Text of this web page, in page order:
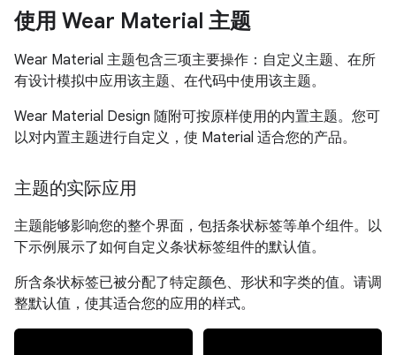
使用 Wear Material 主题
Wear Material 主题包含三项主要操作：自定义主题、在所
有设计模拟中应用该主题、在代码中使用该主题。
Wear Material Design 随附可按原样使用的内置主题。您可
以对内置主题进行自定义，使 Material 适合您的产品。
主题的实际应用
主题能够影响您的整个界面，包括条状标签等单个组件。以
下示例展示了如何自定义条状标签组件的默认值。
所含条状标签已被分配了特定颜色、形状和字类的值。请调
整默认值，使其适合您的应用的样式。